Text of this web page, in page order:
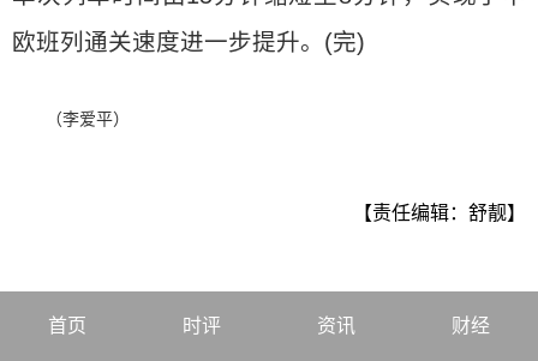
欧班列通关速度进一步提升。(完)
（李爱平）
【责任编辑：舒靓】
首页 时评 资讯 财经